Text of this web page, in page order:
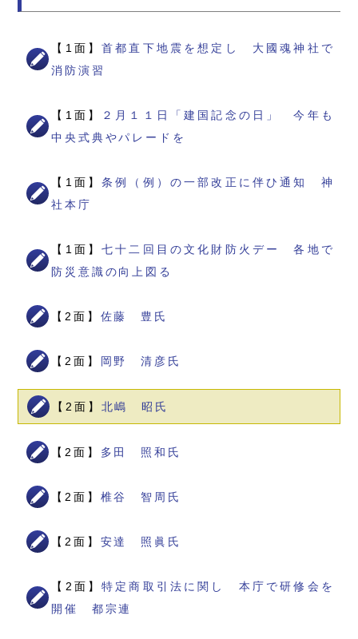
【1面】首都直下地震を想定し 大國魂神社で
消防演習
【1面】
２月１１日「建国記念の日」 今年も
中央式典やパレードを
【1面】条例（例）の一部改正に伴ひ通知 神
社本庁
【1面】七十二回目の文化財防火デー 各地で
防災意識の向上図る
【2面】 佐藤 豊氏
【2面】 岡野 清彦氏
【2面】 北嶋 昭氏
【2面】 多田 照和氏
【2面】 椎谷 智周氏
【2面】 安達 照眞氏
【2面】特定商取引法に関し 本庁で研修会を
開催 都宗連